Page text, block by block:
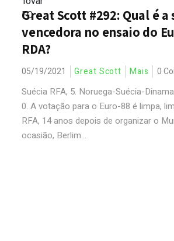
Great Scott #292: Qual é a
vencedora no ensaio do
RDA?
05/19/2021 Great Scott Mais 0
Suécia RFA, 5. Noruega-Suécia-
0. A votação para o Euro-88 é limpa,
RFA, 14 anos depois de organizar o
ocasião, Berlim...